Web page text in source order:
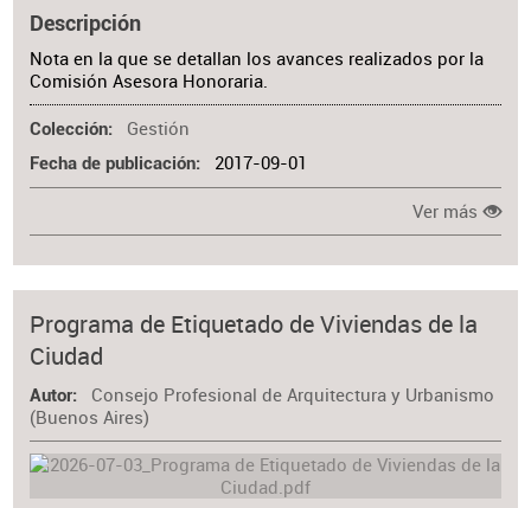
Descripción
Nota en la que se detallan los avances realizados por la
Comisión Asesora Honoraria.
Colección Gestión
Fecha de publicación 2017-09-01
Ver más
Programa de Etiquetado de Viviendas de la
Ciudad
Autor
Consejo Profesional de Arquitectura y Urbanismo
(Buenos Aires)